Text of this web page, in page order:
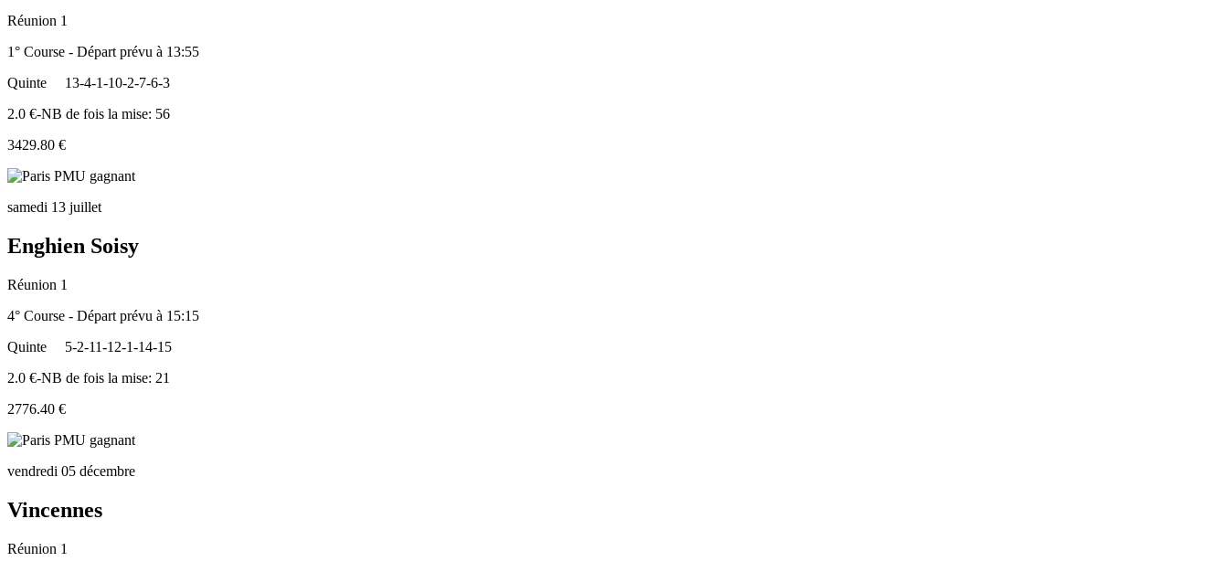
Réunion 1
1° Course - Départ prévu à 13:55
Quinte
13-4-1-10-2-7-6-3
2.0 €-NB de fois la mise: 56
3429.80 €
samedi 13 juillet
Enghien Soisy
Réunion 1
4° Course - Départ prévu à 15:15
Quinte
5-2-11-12-1-14-15
2.0 €-NB de fois la mise: 21
2776.40 €
vendredi 05 décembre
Vincennes
Réunion 1